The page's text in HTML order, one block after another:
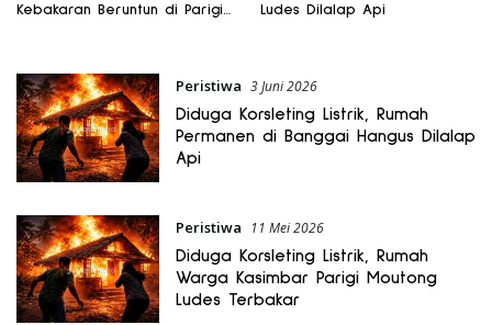
Kebakaran Beruntun di Parigi
Ludes Dilalap Api
Peristiwa 3 Juni 2026
Diduga Korsleting Listrik, Rumah
Permanen di Banggai Hangus Dilalap
Api
Peristiwa 11 Mei 2026
Diduga Korsleting Listrik, Rumah
Warga Kasimbar Parigi Moutong
Ludes Terbakar